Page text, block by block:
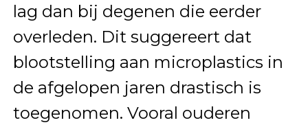
lag dan bij degenen die eerder
overleden. Dit suggereert dat
blootstelling aan microplastics in
de afgelopen jaren drastisch is
toegenomen. Vooral ouderen